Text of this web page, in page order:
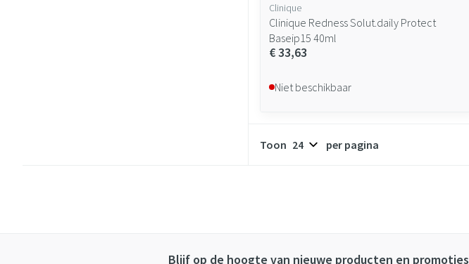
Clinique
Clinique Redness Solut.daily Protect
Baseip15 40ml
€ 33,63
Niet beschikbaar
Toon per pagina
Blijf op de hoogte van nieuwe producten en promoties